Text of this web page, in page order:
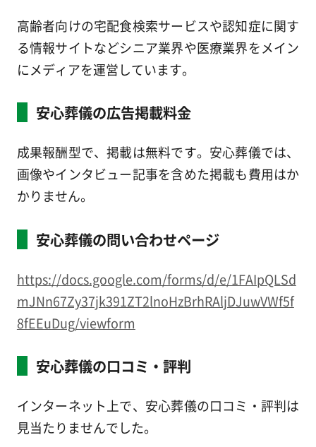
高齢者向けの宅配食検索サービスや認知症に関す
る情報サイトなどシニア業界や医療業界をメイン
にメディアを運営しています。
安心葬儀の広告掲載料金
成果報酬型で、掲載は無料です。安心葬儀では、
画像やインタビュー記事を含めた掲載も費用はか
かりません。
安心葬儀の問い合わせページ
https://docs.google.com/forms/d/e/1FAIpQLSd
mJNn67Zy37jk391ZT2lnoHzBrhRAljDJuwVWf5f
8fEEuDug/viewform
安心葬儀の口コミ・評判
インターネット上で、安心葬儀の口コミ・評判は
見当たりませんでした。